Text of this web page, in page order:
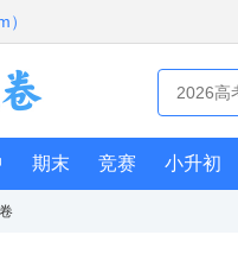
期末 竞赛 小升初